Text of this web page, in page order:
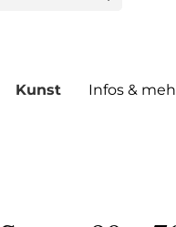
Kunst Infos &